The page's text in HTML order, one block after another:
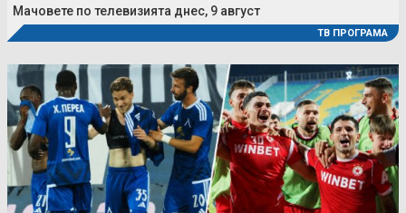
Мачовете по телевизията днес, 9 август
ТВ ПРОГРАМА